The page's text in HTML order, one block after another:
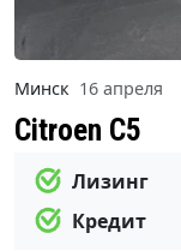
Минск 16 апреля
Citroen C5
Лизинг
Кредит